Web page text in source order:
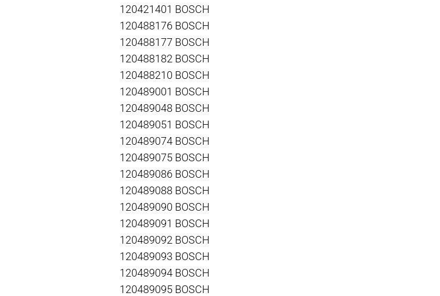
120421401 BOSCH
120488176 BOSCH
120488177 BOSCH
120488182 BOSCH
120488210 BOSCH
120489001 BOSCH
120489048 BOSCH
120489051 BOSCH
120489074 BOSCH
120489075 BOSCH
120489086 BOSCH
120489088 BOSCH
120489090 BOSCH
120489091 BOSCH
120489092 BOSCH
120489093 BOSCH
120489094 BOSCH
120489095 BOSCH